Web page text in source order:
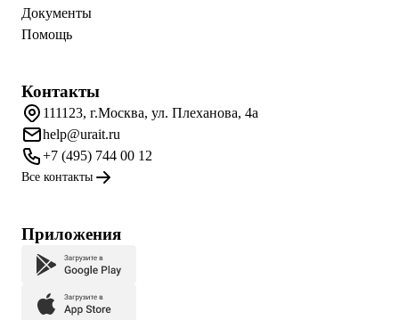
Документы
Помощь
Контакты
111123, г.Москва, ул. Плеханова, 4а
help@urait.ru
+7 (495) 744 00 12
Все контакты
Приложения